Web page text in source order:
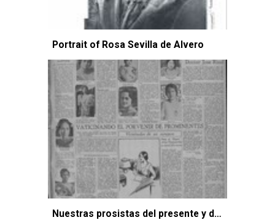
Portrait of Rosa Sevilla de Alvero
Nuestras prosistas del presente y del porvenir